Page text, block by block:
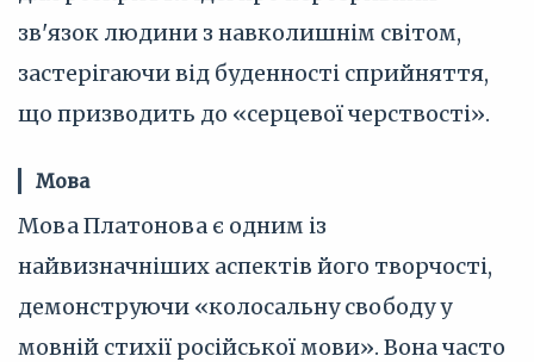
зв'язок людини з навколишнім світом,
застерігаючи від буденності сприйняття,
що призводить до «серцевої черствості».
Мова
Мова Платонова є одним із
найвизначніших аспектів його творчості,
демонструючи «колосальну свободу у
мовній стихії російської мови». Вона часто